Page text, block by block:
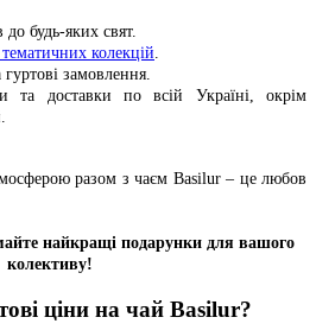
до будь-яких свят.
колекцій.
замовлення.
та доставки по всій Україні, окрім
разом з чаєм Basilur – це любов
найкращі подарунки для вашого
колективу!
ціни на чай Basilur?